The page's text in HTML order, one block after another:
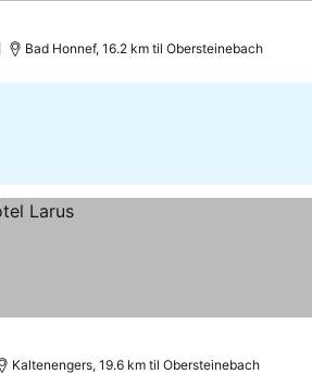
Bad Honnef, 16.2 km til Obersteinebach
Kaltenengers, 19.6 km til Obersteinebach